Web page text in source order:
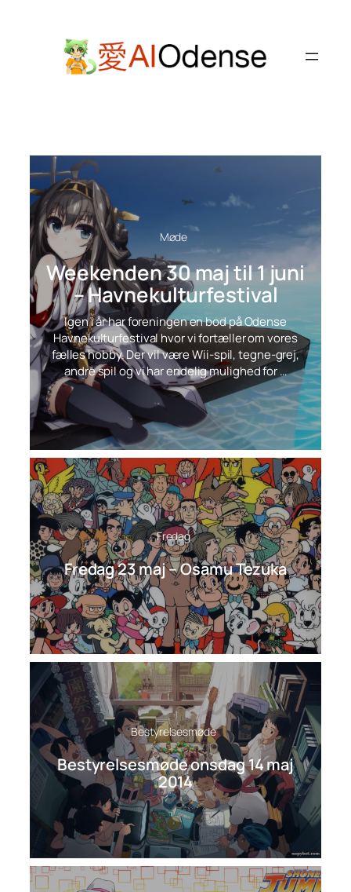
Møde
Weekenden 30 maj til 1 juni
– Havnekulturfestival
Igen i år har foreningen en bod på Odense
Havnekulturfestival hvor vi fortæller om vores
fælles hobby. Der vil være Wii-spil, tegne-grej,
andre spil og vi har endelig mulighed for …
Fredag
Fredag 23 maj – Osamu Tezuka
Bestyrelsesmøde
Bestyrelsesmøde onsdag 14 maj
2014